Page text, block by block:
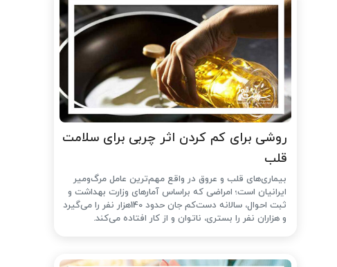
روشی برای کم کردن اثر چربی برای سلامت
قلب
بیماری‌های قلب و عروق در واقع مهم‌ترین عامل مرگ‌ومیر
ایرانیان است؛ امراضی که براساس آمارهای وزارت بهداشت و
ثبت احوال، سالانه دست‌کم جان حدود 140هزار نفر را می‌گیرد
و هزاران نفر را بستری، ناتوان و از کار افتاده می‌کند.